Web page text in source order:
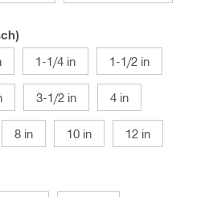
1-1/4 in 1-1/2 in
3-1/2 in 4 in
8 in 10 in 12 in